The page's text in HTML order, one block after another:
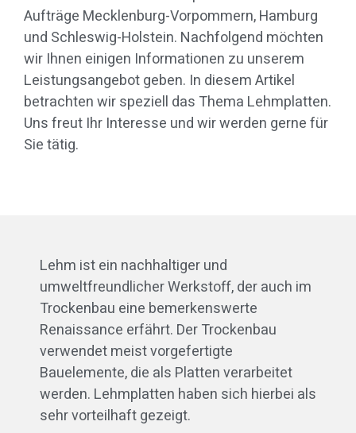
Aufträge Mecklenburg-Vorpommern, Hamburg
und Schleswig-Holstein. Nachfolgend möchten
wir Ihnen einigen Informationen zu unserem
Leistungsangebot geben. In diesem Artikel
betrachten wir speziell das Thema Lehmplatten.
Uns freut Ihr Interesse und wir werden gerne für
Sie tätig.
Lehm ist ein nachhaltiger und
umweltfreundlicher Werkstoff, der auch im
Trockenbau eine bemerkenswerte
Renaissance erfährt. Der Trockenbau
verwendet meist vorgefertigte
Bauelemente, die als Platten verarbeitet
werden. Lehmplatten haben sich hierbei als
sehr vorteilhaft gezeigt.